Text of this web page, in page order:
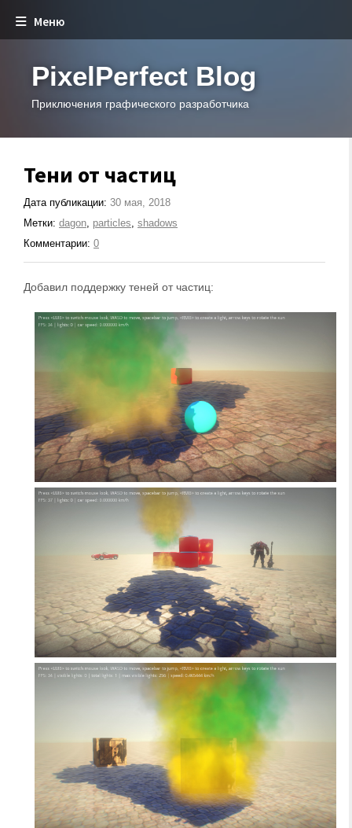
Меню
PixelPerfect Blog
Приключения графического разработчика
Тени от частиц
Дата публикации: 30 мая, 2018
Метки: dagon, particles, shadows
Комментарии: 0
Добавил поддержку теней от частиц: